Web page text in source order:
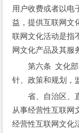
用户收费或者以电
益，提供互联网文
联网文化活动是指
网文化产品及其服
第六条  文化
针、政策和规划，
省、自治区、
从事经营性互联网
经营性互联网文化